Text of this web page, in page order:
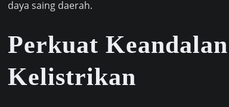
daya saing daerah.
Perkuat
Kelistrikan